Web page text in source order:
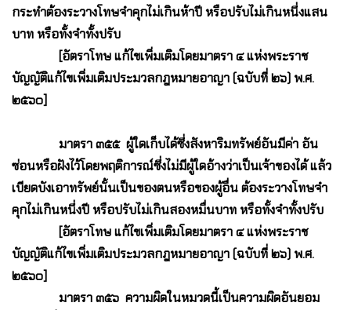
กระทำต้องระวางโทษจำคุกไม่เกินห้าปี หรือปรับไม่เกินหนึ่งแสน
บาท หรือทั้งจำทั้งปรับ
[อัตราโทษ แก้ไขเพิ่มเติมโดยมาตรา ๔ แห่งพระราช
บัญญัติแก้ไขเพิ่มเติมประมวลกฎหมายอาญา (ฉบับที่ ๒๖) พ.ศ.
๒๕๖๐]
มาตรา ๓๕๕ ผู้ใดเก็บได้ซึ่งสังหาริมทรัพย์อันมีค่า อัน
ซ่อนหรือฝังไว้โดยพฤติการณ์ซึ่งไม่มีผู้ใดอ้างว่าเป็นเจ้าของได้ แล้ว
เบียดบังเอาทรัพย์นั้นเป็นของตนหรือของผู้อื่น ต้องระวางโทษจำ
คุกไม่เกินหนึ่งปี หรือปรับไม่เกินสองหมื่นบาท หรือทั้งจำทั้งปรับ
[อัตราโทษ แก้ไขเพิ่มเติมโดยมาตรา ๔ แห่งพระราช
บัญญัติแก้ไขเพิ่มเติมประมวลกฎหมายอาญา (ฉบับที่ ๒๖) พ.ศ.
๒๕๖๐]
มาตรา ๓๕๖ ความผิดในหมวดนี้เป็นความผิดอันยอม